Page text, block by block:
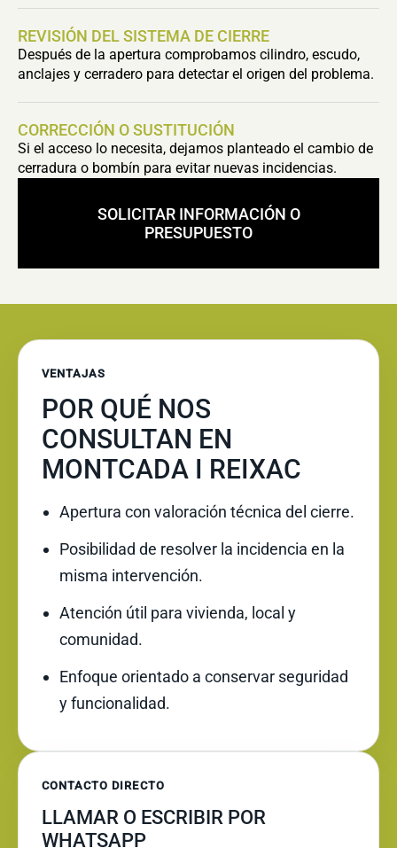
REVISIÓN DEL SISTEMA DE CIERRE
Después de la apertura comprobamos cilindro, escudo,
anclajes y cerradero para detectar el origen del problema.
CORRECCIÓN O SUSTITUCIÓN
Si el acceso lo necesita, dejamos planteado el cambio de
cerradura o bombín para evitar nuevas incidencias.
SOLICITAR INFORMACIÓN O
PRESUPUESTO
VENTAJAS
POR QUÉ NOS
CONSULTAN EN
MONTCADA I REIXAC
Apertura con valoración técnica del cierre.
Posibilidad de resolver la incidencia en la
misma intervención.
Atención útil para vivienda, local y
comunidad.
Enfoque orientado a conservar seguridad
y funcionalidad.
CONTACTO DIRECTO
LLAMAR O ESCRIBIR POR
WHATSAPP